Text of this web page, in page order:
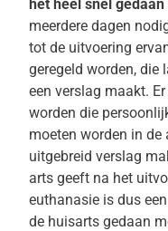
het heel snel
meerdere dagen
tot de uitvoering
geregeld worden, die
een verslag maakt.
worden die
moeten worden in de
uitgebreid verslag
arts geeft na het
euthanasie is dus
de huisarts gedaan